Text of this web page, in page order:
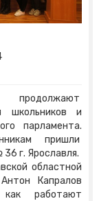
школьников и
парламента.
пришли
г. Ярославля.
областной
Капралов
работают